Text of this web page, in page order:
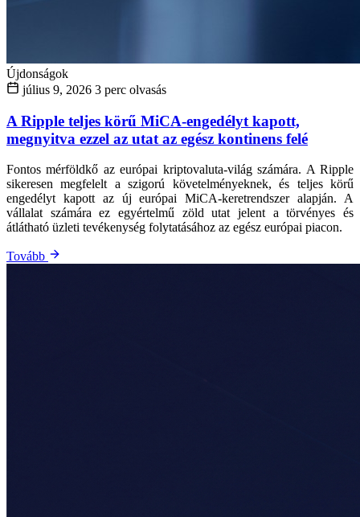
Újdonságok
július 9, 2026 3 perc olvasás
A Ripple teljes körű MiCA-engedélyt kapott,
megnyitva ezzel az utat az egész kontinens felé
Fontos mérföldkő az európai kriptovaluta-világ számára. A Ripple
sikeresen megfelelt a szigorú követelményeknek, és teljes körű
engedélyt kapott az új európai MiCA-keretrendszer alapján. A
vállalat számára ez egyértelmű zöld utat jelent a törvényes és
átlátható üzleti tevékenység folytatásához az egész európai piacon.
Tovább